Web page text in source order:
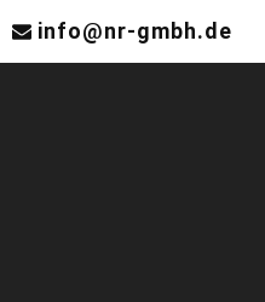
info@nr-gmbh.de